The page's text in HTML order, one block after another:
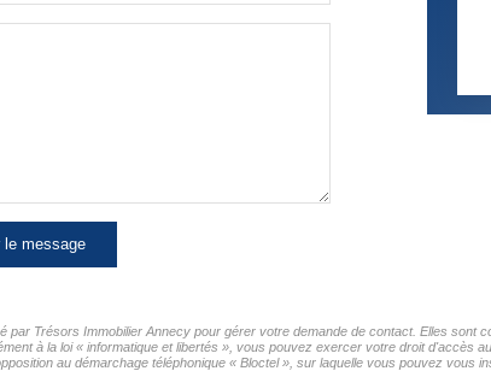
le message
Trésors Immobilier Annecy pour gérer votre demande de contact. Elles sont
à la loi « informatique et libertés », vous pouvez exercer votre droit d'accès
au démarchage téléphonique « Bloctel », sur laquelle vous pouvez vous